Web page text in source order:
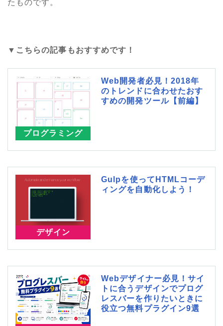
たものです。
▼こちらの記事もおすすめです！
プログラミング
Web開発者必見！2018年
のトレンドに合わせたおす
すめの開発ツール【前編】
デザイン
Gulpを使ってHTMLコーデ
ィングを自動化しよう！
Webデザイナー必見！サイ
トに合うデザインでプログ
レスバーを作りたいときに
役立つ無料プラグイン9選